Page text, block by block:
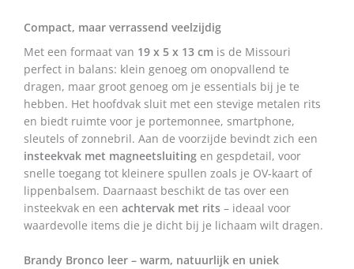
Compact, maar verrassend veelzijdig
Met een formaat van 19 x 5 x 13 cm is de Missouri
perfect in balans: klein genoeg om onopvallend te
dragen, maar groot genoeg om je essentials bij je te
hebben. Het hoofdvak sluit met een stevige metalen rits
en biedt ruimte voor je portemonnee, smartphone,
sleutels of zonnebril. Aan de voorzijde bevindt zich een
insteekvak met magneetsluiting en gespdetail, voor
snelle toegang tot kleinere spullen zoals je OV-kaart of
lippenbalsem. Daarnaast beschikt de tas over een
insteekvak en een achtervak met rits – ideaal voor
waardevolle items die je dicht bij je lichaam wilt dragen.
Brandy Bronco leer – warm, natuurlijk en uniek